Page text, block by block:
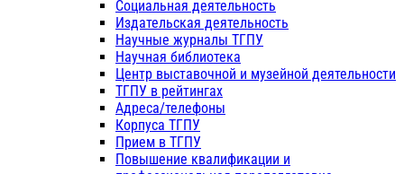
Социальная деятельность
Издательская деятельность
Научные журналы ТГПУ
Научная библиотека
Центр выставочной и музейной деятельности
ТГПУ в рейтингах
Адреса/телефоны
Корпуса ТГПУ
Прием в ТГПУ
Повышение квалификации и